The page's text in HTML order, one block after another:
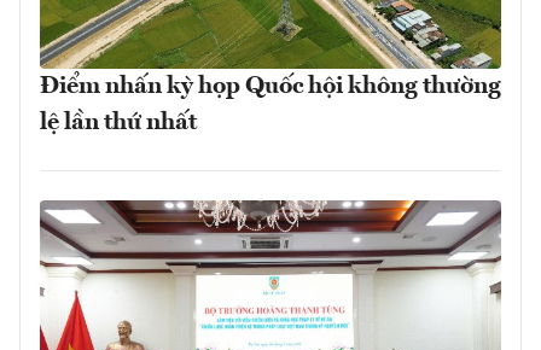
Điểm nhấn kỳ họp Quốc hội không thường
lệ lần thứ nhất